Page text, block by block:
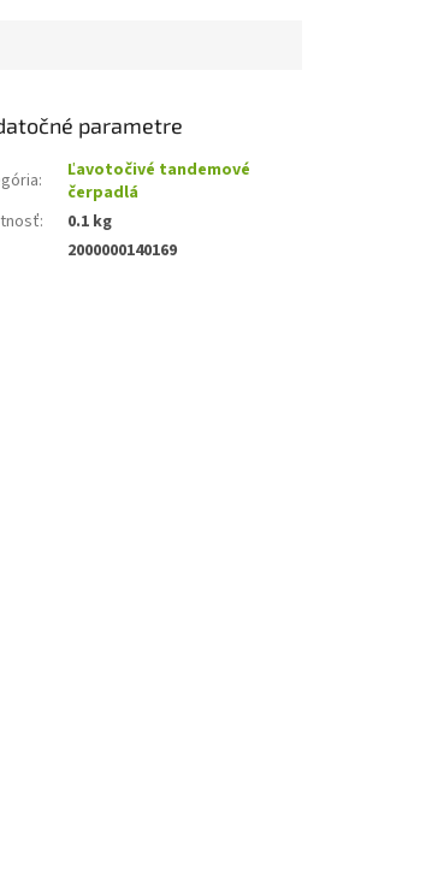
parametre
:
Ľavotočivé tandemové
čerpadlá
:
0.1 kg
2000000140169